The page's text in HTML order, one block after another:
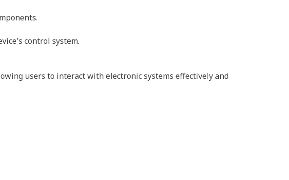
control system.
users to interact with electronic systems effectively and